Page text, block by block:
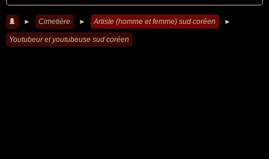
► Cimetière ► Artiste (homme et femme) sud coréen ►
Youtubeur et youtubeuse sud coréen